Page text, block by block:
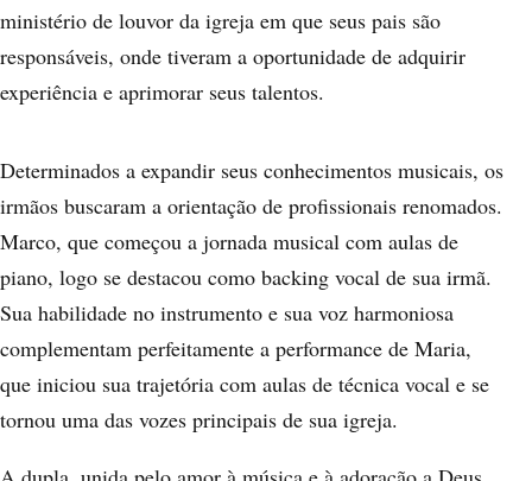
ministério de louvor da igreja em que seus pais são
responsáveis, onde tiveram a oportunidade de adquirir
experiência e aprimorar seus talentos.
Determinados a expandir seus conhecimentos musicais, os
irmãos buscaram a orientação de profissionais renomados.
Marco, que começou a jornada musical com aulas de
piano, logo se destacou como backing vocal de sua irmã.
Sua habilidade no instrumento e sua voz harmoniosa
complementam perfeitamente a performance de Maria,
que iniciou sua trajetória com aulas de técnica vocal e se
tornou uma das vozes principais de sua igreja.